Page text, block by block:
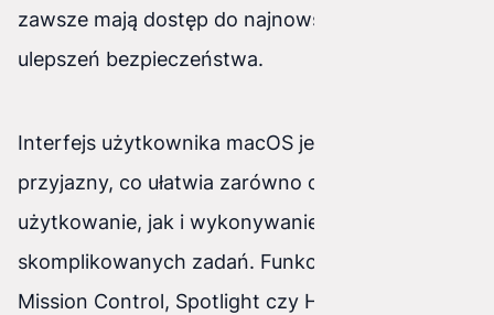
zawsze mają dostęp do najnowszych funkcji i
ulepszeń bezpieczeństwa.
Interfejs użytkownika macOS jest przejrzysty i
przyjazny, co ułatwia zarówno codzienne
użytkowanie, jak i wykonywanie bardziej
skomplikowanych zadań. Funkcje takie jak
Mission Control, Spotlight czy Handoff znacznie